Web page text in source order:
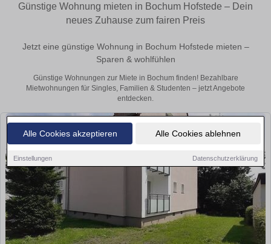
Alle Cookies akzeptieren Alle Cookies ablehnen
Einstellungen Datenschutzerklärung
Günstige Wohnung mieten in Bochum Hofstede – Dein
neues Zuhause zum fairen Preis
Jetzt eine günstige Wohnung in Bochum Hofstede mieten –
Sparen & wohlfühlen
Günstige Wohnungen zur Miete in Bochum finden! Bezahlbare
Mietwohnungen für Singles, Familien & Studenten – jetzt Angebote
entdecken.